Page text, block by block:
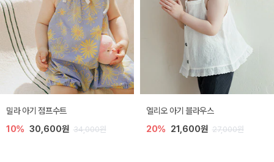
밀라 아기 점프수트
10% 30,600원 34,000원
엘리오 아기 블라우스
20% 21,600원 27,000원